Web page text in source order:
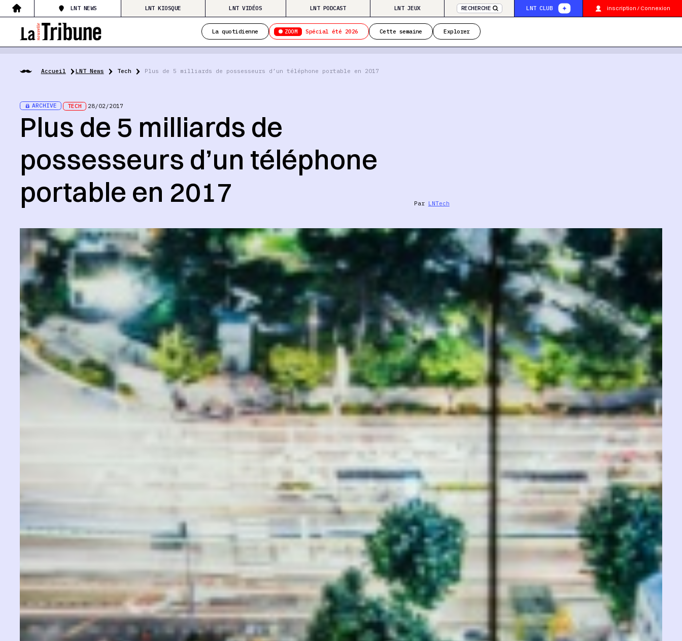
LNT NEWS LNT KIOSQUE LNT VIDÉOS LNT PODCAST LNT JEUX RECHERCHE LNT CLUB inscription / Connexion
La quotidienne ZOOM Spécial été 2026 Cette semaine Explorer
Accueil LNT News Tech Plus de 5 milliards de possesseurs d’un téléphone portable en 2017
ARCHIVE TECH 28/02/2017
Plus de 5 milliards de
possesseurs d’un téléphone
portable en 2017
Par LNTech